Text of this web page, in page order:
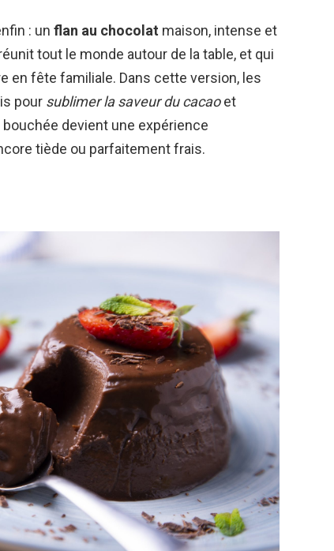
: un flan au chocolat maison, intense et
tout le monde autour de la table, et qui
en fête familiale. Dans cette version, les
pour sublimer la saveur du cacaoet
devient une expérience
tiède ou parfaitement frais.